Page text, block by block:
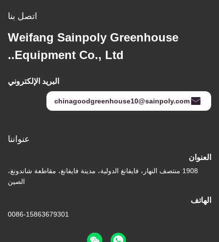
اتصل بنا
Weifang Sainpoly Greenhouse
Equipment Co., Ltd..
البريد الإلكتروني
chinagoodgreenhouse10@sainpoly.com
عنواننا
العنوان
1908 منتصف النهار، فايفانغ الدولية، مدينة فايفانغ، مقاطعة شاندونغ،
الصين
الهاتف
0086-15863679301